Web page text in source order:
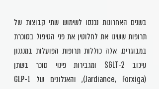
בשנים האחרונות נכנסו לשימוש שתי קבוצות של
תרופות ששינו את לחלוטין את פני הטיפול בסוכרת
במבוגרים. אלה כוללות תרופות הפועלות במנגנון
עיכוב SGLT-2 ומגבירות פינוי סוכר בשתן
(Jardiance, Forxiga), והאנלוגים של GLP-1